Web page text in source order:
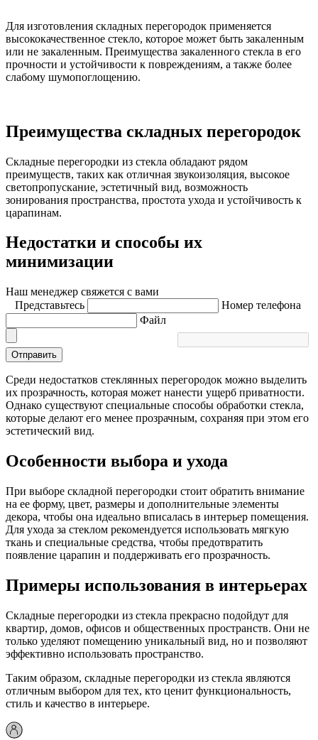
Для изготовления складных перегородок применяется
высококачественное стекло, которое может быть закаленным
или не закаленным. Преимущества закаленного стекла в его
прочности и устойчивости к повреждениям, а также более
слабому шумопоглощению.
Преимущества складных перегородок
Складные перегородки из стекла обладают рядом
преимуществ, таких как отличная звукоизоляция, высокое
светопропускание, эстетичный вид, возможность
зонирования пространства, простота ухода и устойчивость к
царапинам.
Недостатки и способы их
минимизации
Наш менеджер свяжется с вами
Представьтесь
Номер телефона
Файл
Отправить
Среди недостатков стеклянных перегородок можно выделить
их прозрачность, которая может нанести ущерб приватности.
Однако существуют специальные способы обработки стекла,
которые делают его менее прозрачным, сохраняя при этом его
эстетический вид.
Особенности выбора и ухода
При выборе складной перегородки стоит обратить внимание
на ее форму, цвет, размеры и дополнительные элементы
декора, чтобы она идеально вписалась в интерьер помещения.
Для ухода за стеклом рекомендуется использовать мягкую
ткань и специальные средства, чтобы предотвратить
появление царапин и поддерживать его прозрачность.
Примеры использования в интерьерах
Складные перегородки из стекла прекрасно подойдут для
квартир, домов, офисов и общественных пространств. Они не
только уделяют помещению уникальный вид, но и позволяют
эффективно использовать пространство.
Таким образом, складные перегородки из стекла являются
отличным выбором для тех, кто ценит функциональность,
стиль и качество в интерьере.